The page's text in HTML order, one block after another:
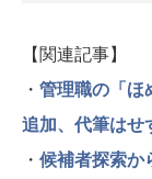
【関連記事】
・ 管理職の「
追加、代筆は
・ 候補者探索か